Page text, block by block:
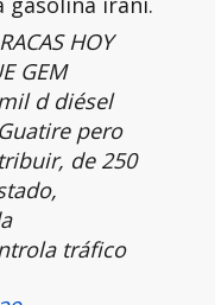
HOY
GEM
d diésel
pero
de 250
tráfico